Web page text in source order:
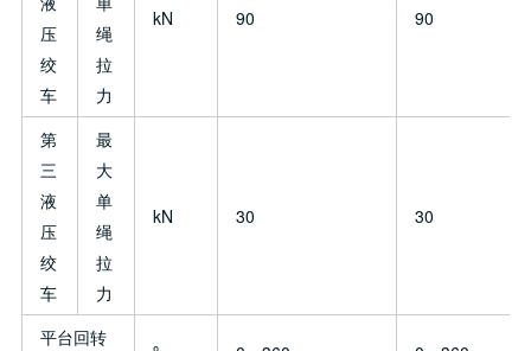
压
绞
车
绳
拉
力
kN 90 90
第
三
液
压
绞
车
最
大
单
绳
拉
力
kN 30 30
平台回转